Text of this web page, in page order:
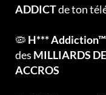
ADDICTde ton
🦠 H***
des MILLIARDS
ACCROS